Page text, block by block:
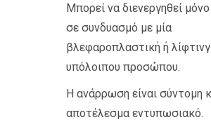
Μπορεί να διενεργηθεί
σε συνδυασμό με μία
βλεφαροπλαστική ή
υπόλοιπου προσώπου.
Η ανάρρωση είναι σύντομη
αποτέλεσμα εντυπωσιακό.